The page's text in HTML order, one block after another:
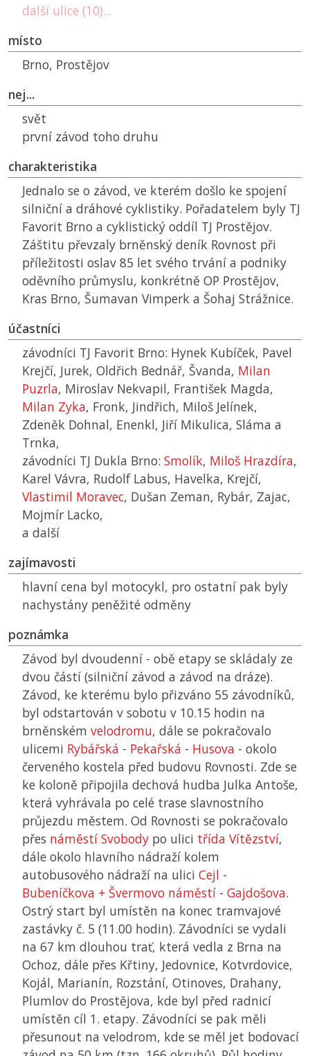
další ulice (10)...
místo
Brno, Prostějov
nej...
svět
první závod toho druhu
charakteristika
Jednalo se o závod, ve kterém došlo ke spojení
silniční a dráhové cyklistiky. Pořadatelem byly TJ
Favorit Brno a cyklistický oddíl TJ Prostějov.
Záštitu převzaly brněnský deník Rovnost při
příležitosti oslav 85 let svého trvání a podniky
oděvního průmyslu, konkrétně OP Prostějov,
Kras Brno, Šumavan Vimperk a Šohaj Strážnice.
účastníci
závodníci TJ Favorit Brno: Hynek Kubíček, Pavel
Krejčí, Jurek, Oldřich Bednář, Švanda, Milan
Puzrla, Miroslav Nekvapil, František Magda,
Milan Zyka, Fronk, Jindřich, Miloš Jelínek,
Zdeněk Dohnal, Enenkl, Jiří Mikulica, Sláma a
Trnka,
závodníci TJ Dukla Brno: Smolík, Miloš Hrazdíra,
Karel Vávra, Rudolf Labus, Havelka, Krejčí,
Vlastimil Moravec, Dušan Zeman, Rybár, Zajac,
Mojmír Lacko,
a další
zajímavosti
hlavní cena byl motocykl, pro ostatní pak byly
nachystány peněžité odměny
poznámka
Závod byl dvoudenní - obě etapy se skládaly ze
dvou částí (silniční závod a závod na dráze).
Závod, ke kterému bylo přizváno 55 závodníků,
byl odstartován v sobotu v 10.15 hodin na
brněnském velodromu, dále se pokračovalo
ulicemi Rybářská - Pekařská - Husova - okolo
červeného kostela před budovu Rovnosti. Zde se
ke koloně připojila dechová hudba Julka Antoše,
která vyhrávala po celé trase slavnostního
průjezdu městem. Od Rovnosti se pokračovalo
přes náměstí Svobody po ulici třída Vítězství,
dále okolo hlavního nádraží kolem
autobusového nádraží na ulici Cejl -
Bubeníčkova + Švermovo náměstí - Gajdošova.
Ostrý start byl umístěn na konec tramvajové
zastávky č. 5 (11.00 hodin). Závodníci se vydali
na 67 km dlouhou trať, která vedla z Brna na
Ochoz, dále přes Křtiny, Jedovnice, Kotvrdovice,
Kojál, Marianín, Rozstání, Otinoves, Drahany,
Plumlov do Prostějova, kde byl před radnicí
umístěn cíl 1. etapy. Závodníci se pak měli
přesunout na velodrom, kde se měl jet bodovací